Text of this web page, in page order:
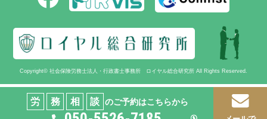
Copyright© 社会保険労務士法人・行政書士事務所 ロイヤル総合研究所 All Rights Reserved.
労 務 相 談 のご予約はこちらから